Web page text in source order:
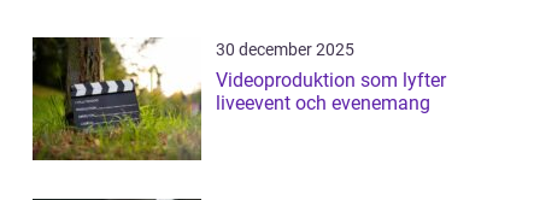
30 december 2025
Videoproduktion som lyfter
liveevent och evenemang